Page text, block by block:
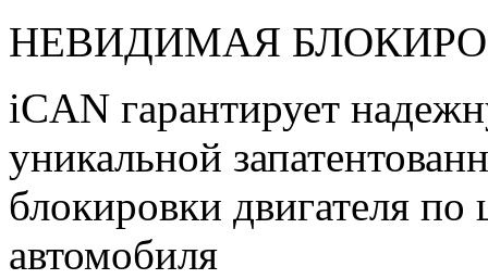
НЕВИДИМАЯ
iCAN гарантирует
уникальной
блокировки двигателя
автомобиля